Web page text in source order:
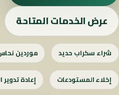
عرض الخدمات المتاحة
شراء سكراب حديد موردين
إخلاء المستودعات إعادة تدوير